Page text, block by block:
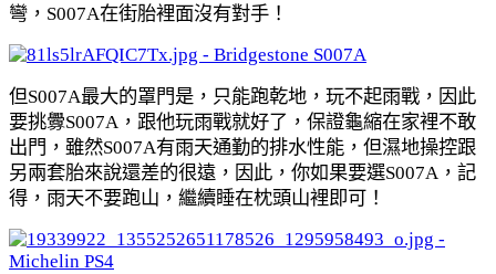
彎，S007A在街胎裡面沒有對手！
但S007A最大的罩門是，只能跑乾地，玩不起雨戰，因此
要挑釁S007A，跟他玩雨戰就好了，保證龜縮在家裡不敢
出門，雖然S007A有雨天通勤的排水性能，但濕地操控跟
另兩套胎來說還差的很遠，因此，你如果要選S007A，記
得，雨天不要跑山，繼續睡在枕頭山裡即可！